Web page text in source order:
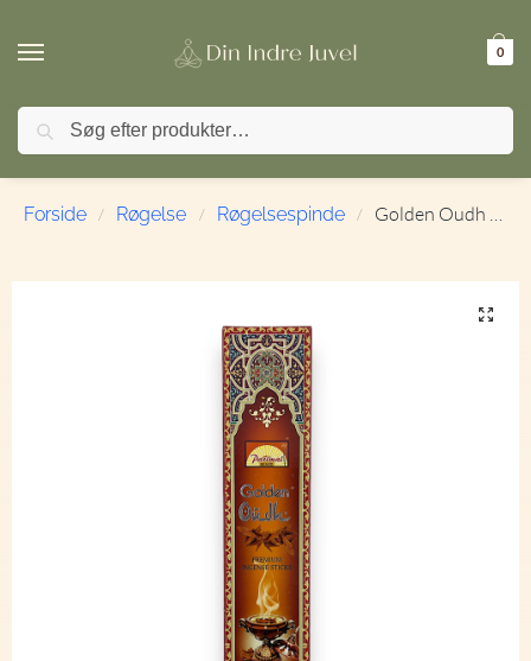
0
ved køb over 499,- | ⭐ TrustPilot 4,9 / 5
Forside / Røgelse / Røgelsespinde / Golden Oudh | Røgelse | Røgelsespinde | Parimal